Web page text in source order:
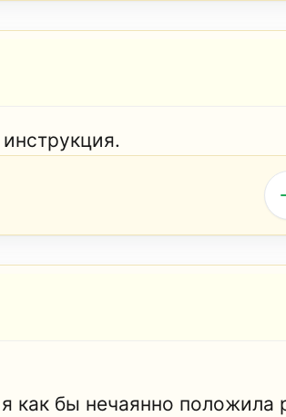
как бы нечаянно положила